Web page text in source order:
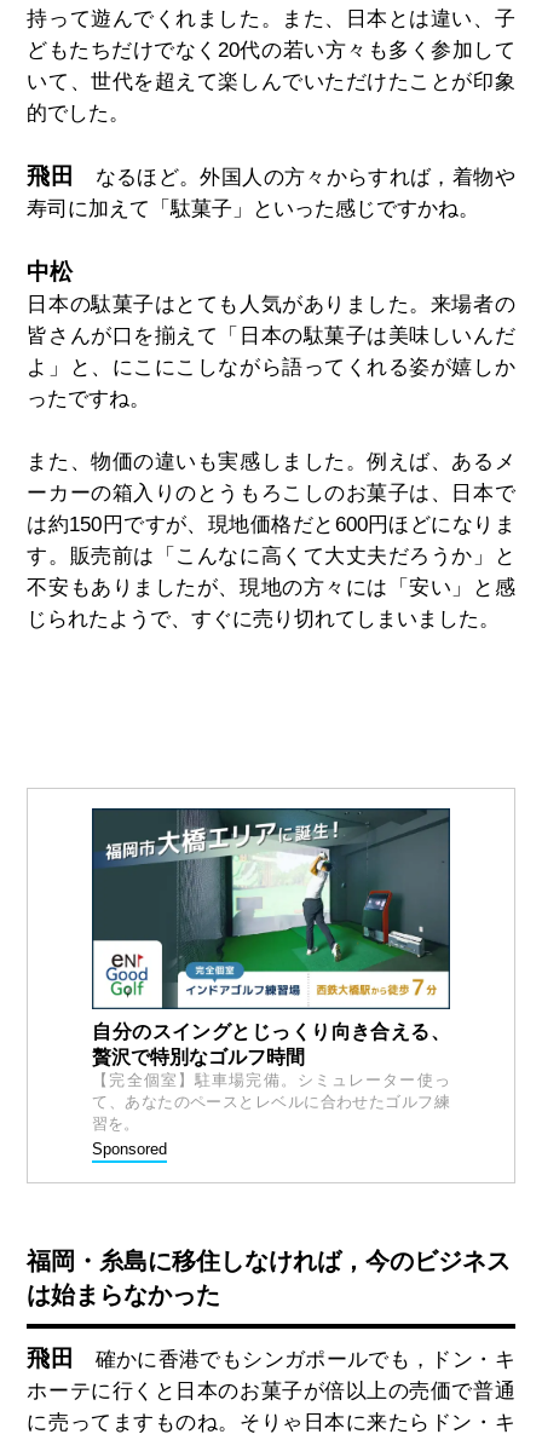
持って遊んでくれました。また、日本とは違い、子
どもたちだけでなく20代の若い方々も多く参加して
いて、世代を超えて楽しんでいただけたことが印象
的でした。
飛田
なるほど。外国人の方々からすれば，着物や
寿司に加えて「駄菓子」といった感じですかね。
中松
日本の駄菓子はとても人気がありました。来場者の
皆さんが口を揃えて「日本の駄菓子は美味しいんだ
よ」と、にこにこしながら語ってくれる姿が嬉しか
ったですね。
また、物価の違いも実感しました。例えば、あるメ
ーカーの箱入りのとうもろこしのお菓子は、日本で
は約150円ですが、現地価格だと600円ほどになりま
す。販売前は「こんなに高くて大丈夫だろうか」と
不安もありましたが、現地の方々には「安い」と感
じられたようで、すぐに売り切れてしまいました。
自分のスイングとじっくり向き合える、
贅沢で特別なゴルフ時間
【完全個室】駐車場完備。シミュレーター使っ
て、あなたのペースとレベルに合わせたゴルフ練
習を。
Sponsored
福岡・糸島に移住しなければ，今のビジネス
は始まらなかった
飛田
確かに香港でもシンガポールでも，ドン・キ
ホーテに行くと日本のお菓子が倍以上の売価で普通
に売ってますものね。そりゃ日本に来たらドン・キ